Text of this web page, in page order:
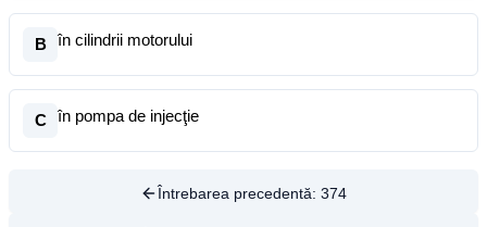
B în cilindrii motorului
C în pompa de injecţie
Întrebarea precedentă: 374